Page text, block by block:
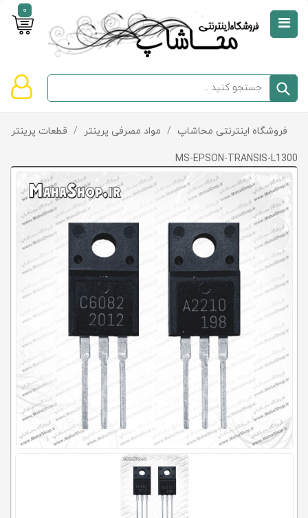
0
صفحه
دسته‌بندی
تخفیف‌ها
و
پیشنهادها
تماس
کلاب
محاشاپ
سبد
خالی
است
فروشگاه اینترنتی محاشاپ / مواد مصرفی پرینتر / قطعات پرینتر و
MS-EPSON-TRANSIS-L1300